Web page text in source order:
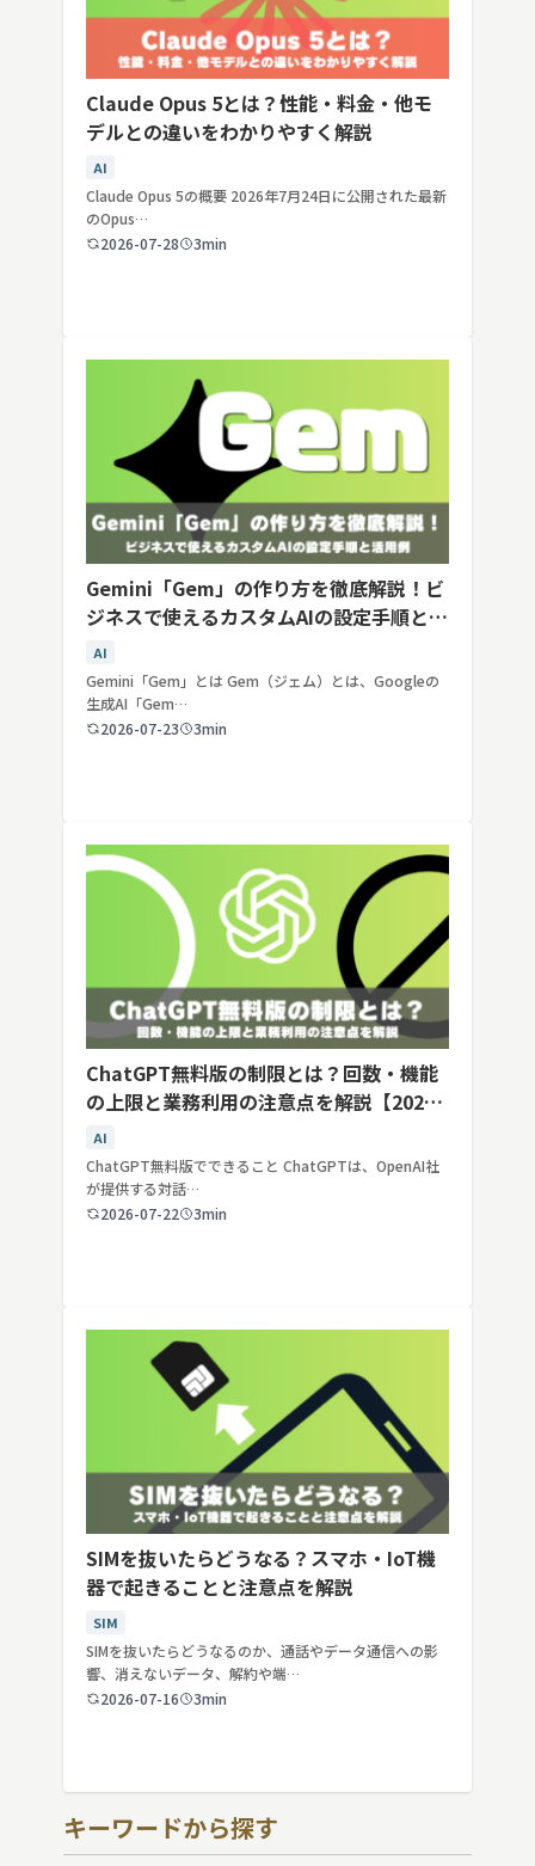
Claude Opus 5とは？性能・料金・他モ
デルとの違いをわかりやすく解説
AI
Claude Opus 5の概要 2026年7月24日に公開された最新
のOpus…
2026-07-28
3min
Gemini「Gem」の作り方を徹底解説！ビ
ジネスで使えるカスタムAIの設定手順と活
用例
AI
Gemini「Gem」とは Gem（ジェム）とは、Googleの
生成AI「Gem…
2026-07-23
3min
ChatGPT無料版の制限とは？回数・機能
の上限と業務利用の注意点を解説【2026
年最新】
AI
ChatGPT無料版でできること ChatGPTは、OpenAI社
が提供する対話…
2026-07-22
3min
SIMを抜いたらどうなる？スマホ・IoT機
器で起きることと注意点を解説
SIM
SIMを抜いたらどうなるのか、通話やデータ通信への影
響、消えないデータ、解約や端…
2026-07-16
3min
キーワードから探す